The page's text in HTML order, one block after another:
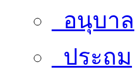
อนุบาล
ประถม